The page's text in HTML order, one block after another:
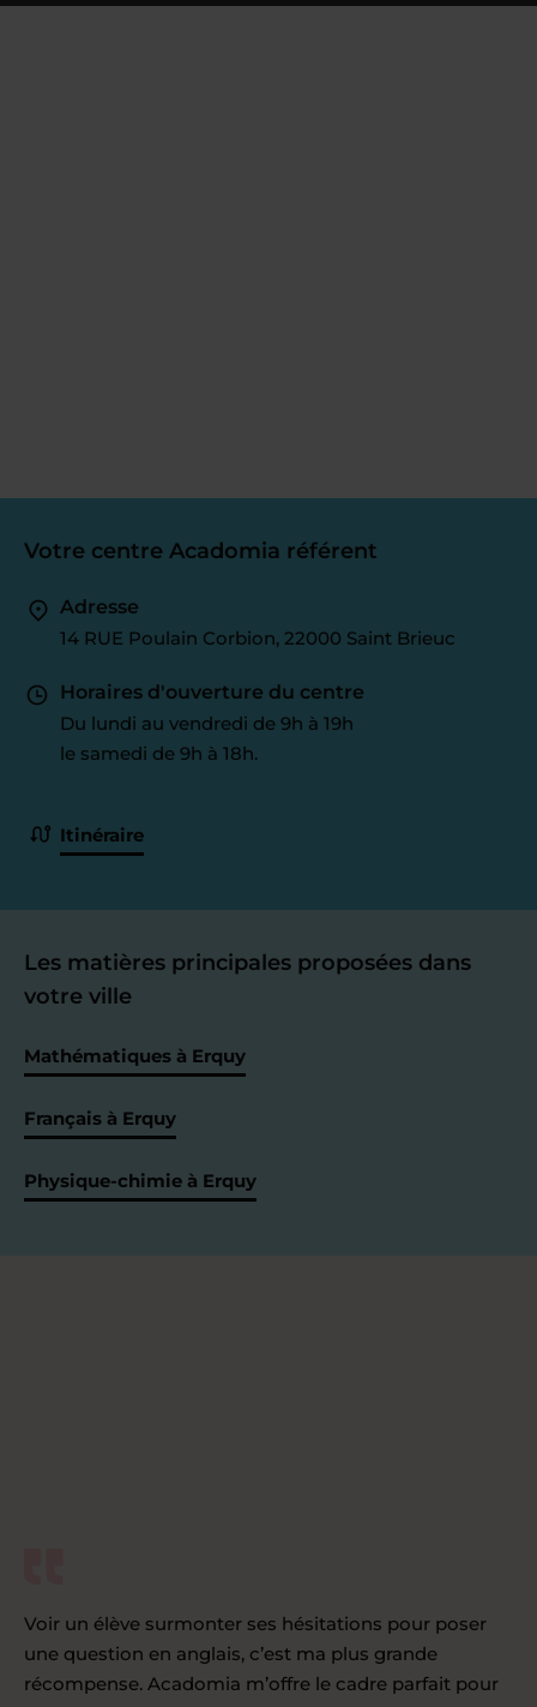
Votre centre Acadomia référent
Adresse
14 RUE Poulain Corbion, 22000 Saint Brieuc
Horaires d'ouverture du centre
Du lundi au vendredi de 9h à 19h
le samedi de 9h à 18h.
Itinéraire
Les matières principales proposées dans
votre ville
Mathématiques à Erquy
Français à Erquy
Physique-chimie à Erquy
Voir un élève surmonter ses hésitations pour poser
une question en anglais, c’est ma plus grande
récompense. Acadomia m’offre le cadre parfait pour